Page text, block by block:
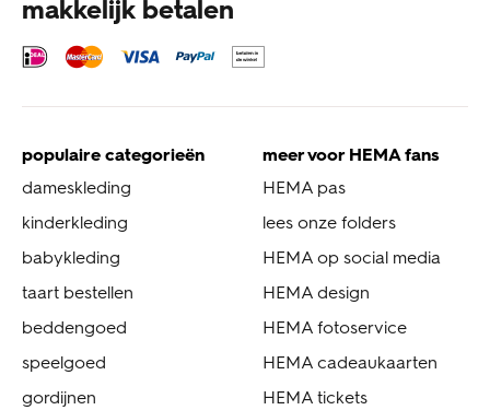
makkelijk betalen
populaire categorieën
dameskleding
kinderkleding
babykleding
taart bestellen
beddengoed
speelgoed
gordijnen
meer voor HEMA fans
HEMA pas
lees onze folders
HEMA op social media
HEMA design
HEMA fotoservice
HEMA cadeaukaarten
HEMA tickets